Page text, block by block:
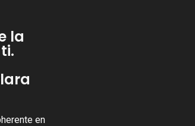
la
en